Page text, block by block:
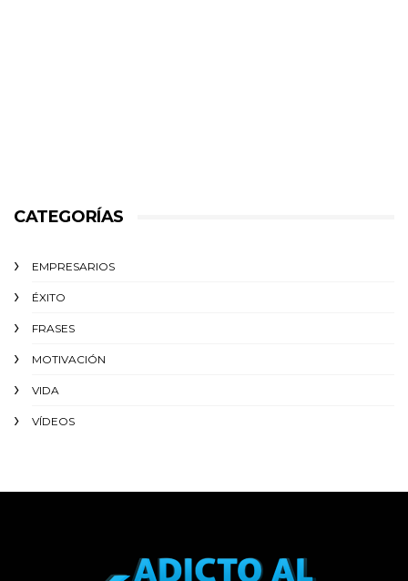
CATEGORÍAS
EMPRESARIOS
ÉXITO‬
FRASES
MOTIVACIÓN
VIDA
VÍDEOS